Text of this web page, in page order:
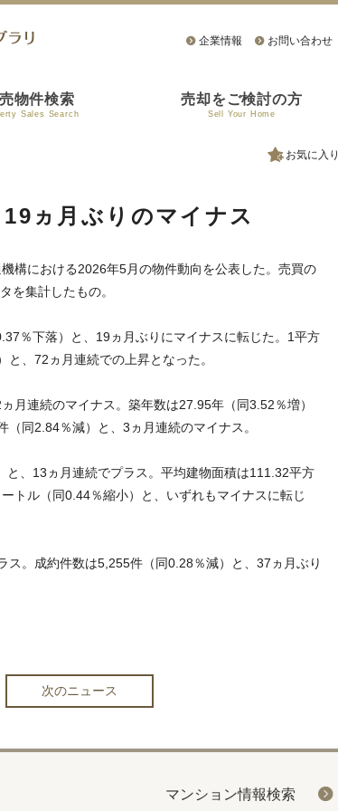
物件検索
Sales Search
売却をご検討の方
Sell Your Home
企業情報 お問い合わせ
お気に入り
ヵ月ぶりのマイナス
構における2026年5月の物件動向を公表した。売買の
を集計したもの。
％下落）と、19ヵ月ぶりにマイナスに転じた。1平方
、72ヵ月連続での上昇となった。
月連続のマイナス。築年数は27.95年（同3.52％増）
同2.84％減）と、3ヵ月連続のマイナス。
、13ヵ月連続でプラス。平均建物面積は111.32平方
トル（同0.44％縮小）と、いずれもマイナスに転じ
。成約件数は5,255件（同0.28％減）と、37ヵ月ぶり
次のニュース
マンション情報検索